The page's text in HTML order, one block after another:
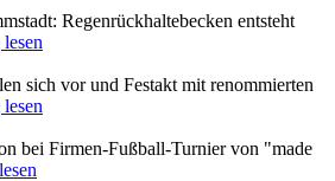
Regenrückhaltebecken entsteht
sich vor und Festakt mit renommierten
bei Firmen-Fußball-Turnier von "made